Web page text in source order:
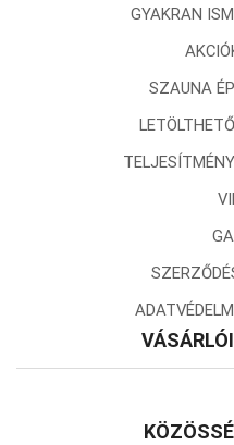
GYAKRAN
SZAUNA